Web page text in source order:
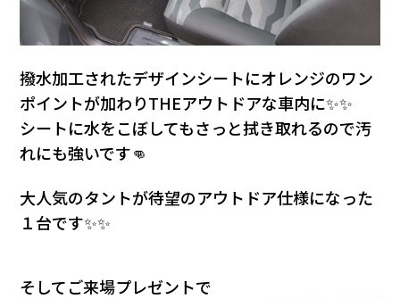
撥水加工されたデザインシートにオレンジのワン
ポイントが加わりTHEアウトドアな車内に✨✨
シートに水をこぼしてもさっと拭き取れるので汚
れにも強いです👊
大人気のタントが待望のアウトドア仕様になった
１台です✨✨
そしてご来場プレゼントで